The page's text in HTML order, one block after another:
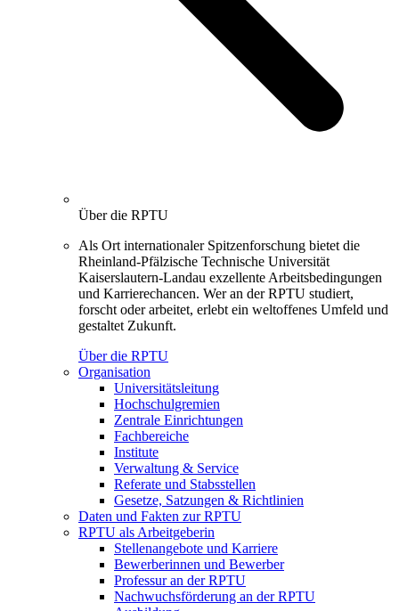
Über die RPTU
Als Ort internationaler Spitzenforschung bietet die
Rheinland-Pfälzische Technische Universität
Kaiserslautern-Landau exzellente Arbeitsbedingungen
und Karrierechancen. Wer an der RPTU studiert,
forscht oder arbeitet, erlebt ein weltoffenes Umfeld und
gestaltet Zukunft.
Über die RPTU
Organisation
Universitätsleitung
Hochschulgremien
Zentrale Einrichtungen
Fachbereiche
Institute
Verwaltung & Service
Referate und Stabsstellen
Gesetze, Satzungen & Richtlinien
Daten und Fakten zur RPTU
RPTU als Arbeitgeberin
Stellenangebote und Karriere
Bewerberinnen und Bewerber
Professur an der RPTU
Nachwuchsförderung an der RPTU